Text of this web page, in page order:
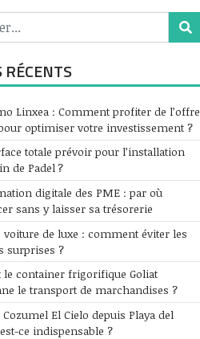
Linxea : Comment profiter de l’offre
optimiser votre investissement ?
totale prévoir pour l’installation
de Padel ?
digitale des PME : par où
sans y laisser sa trésorerie
voiture de luxe : comment éviter les
surprises ?
le container frigorifique Goliat
le transport de marchandises ?
El Cielo depuis Playa del
ce indispensable ?